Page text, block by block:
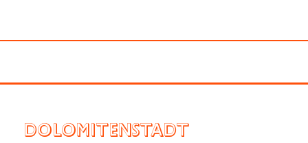
DOLOMITENSTADT